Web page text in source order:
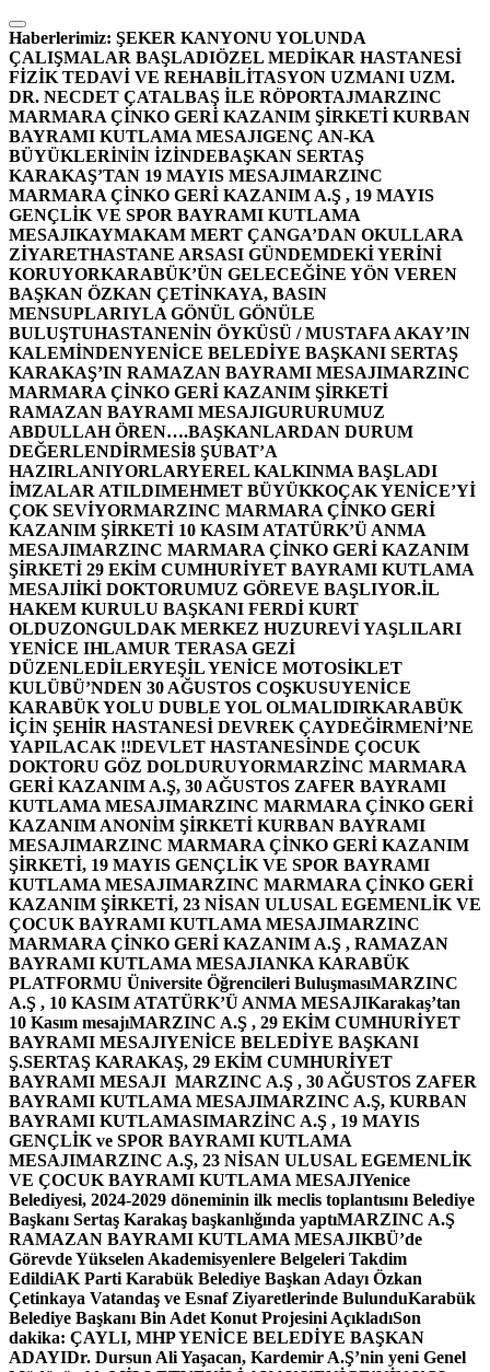
İçeriğe
atla
Haberlerimiz: ŞEKER KANYONU YOLUNDA
ÇALIŞMALAR BAŞLADIÖZEL MEDİKAR HASTANESİ
FİZİK TEDAVİ VE REHABİLİTASYON UZMANI UZM.
DR. NECDET ÇATALBAŞ İLE RÖPORTAJMARZINC
MARMARA ÇİNKO GERİ KAZANIM ŞİRKETİ KURBAN
BAYRAMI KUTLAMA MESAJIGENÇ AN-KA
BÜYÜKLERİNİN İZİNDEBAŞKAN SERTAŞ
KARAKAŞ’TAN 19 MAYIS MESAJIMARZINC
MARMARA ÇİNKO GERİ KAZANIM A.Ş , 19 MAYIS
GENÇLİK VE SPOR BAYRAMI KUTLAMA
MESAJIKAYMAKAM MERT ÇANGA’DAN OKULLARA
ZİYARETHASTANE ARSASI GÜNDEMDEKİ YERİNİ
KORUYORKARABÜK’ÜN GELECEĞİNE YÖN VEREN
BAŞKAN ÖZKAN ÇETİNKAYA, BASIN
MENSUPLARIYLA GÖNÜL GÖNÜLE
BULUŞTUHASTANENİN ÖYKÜSÜ / MUSTAFA AKAY’IN
KALEMİNDENYENİCE BELEDİYE BAŞKANI SERTAŞ
KARAKAŞ’IN RAMAZAN BAYRAMI MESAJIMARZINC
MARMARA ÇİNKO GERİ KAZANIM ŞİRKETİ
RAMAZAN BAYRAMI MESAJIGURURUMUZ
ABDULLAH ÖREN….BAŞKANLARDAN DURUM
DEĞERLENDİRMESİ8 ŞUBAT’A
HAZIRLANIYORLARYEREL KALKINMA BAŞLADI
İMZALAR ATILDIMEHMET BÜYÜKKOÇAK YENİCE’Yİ
ÇOK SEVİYORMARZINC MARMARA ÇİNKO GERİ
KAZANIM ŞİRKETİ 10 KASIM ATATÜRK’Ü ANMA
MESAJIMARZINC MARMARA ÇİNKO GERİ KAZANIM
ŞİRKETİ 29 EKİM CUMHURİYET BAYRAMI KUTLAMA
MESAJIİKİ DOKTORUMUZ GÖREVE BAŞLIYOR.İL
HAKEM KURULU BAŞKANI FERDİ KURT
OLDUZONGULDAK MERKEZ HUZUREVİ YAŞLILARI
YENİCE IHLAMUR TERASA GEZİ
DÜZENLEDİLERYEŞİL YENİCE MOTOSİKLET
KULÜBÜ’NDEN 30 AĞUSTOS COŞKUSUYENİCE
KARABÜK YOLU DUBLE YOL OLMALIDIRKARABÜK
İÇİN ŞEHİR HASTANESİ DEVREK ÇAYDEĞİRMENİ’NE
YAPILACAK !!DEVLET HASTANESİNDE ÇOCUK
DOKTORU GÖZ DOLDURUYORMARZİNC MARMARA
GERİ KAZANIM A.Ş, 30 AĞUSTOS ZAFER BAYRAMI
KUTLAMA MESAJIMARZINC MARMARA ÇİNKO GERİ
KAZANIM ANONİM ŞİRKETİ KURBAN BAYRAMI
MESAJIMARZINC MARMARA ÇİNKO GERİ KAZANIM
ŞİRKETİ, 19 MAYIS GENÇLİK VE SPOR BAYRAMI
KUTLAMA MESAJIMARZINC MARMARA ÇİNKO GERİ
KAZANIM ŞİRKETİ, 23 NİSAN ULUSAL EGEMENLİK VE
ÇOCUK BAYRAMI KUTLAMA MESAJIMARZINC
MARMARA ÇİNKO GERİ KAZANIM A.Ş , RAMAZAN
BAYRAMI KUTLAMA MESAJIANKA KARABÜK
PLATFORMU Üniversite Öğrencileri BuluşmasıMARZINC
A.Ş , 10 KASIM ATATÜRK’Ü ANMA MESAJIKarakaş’tan
10 Kasım mesajıMARZINC A.Ş , 29 EKİM CUMHURİYET
BAYRAMI MESAJIYENİCE BELEDİYE BAŞKANI
Ş.SERTAŞ KARAKAŞ, 29 EKİM CUMHURİYET
BAYRAMI MESAJI MARZINC A.Ş , 30 AĞUSTOS ZAFER
BAYRAMI KUTLAMA MESAJIMARZINC A.Ş, KURBAN
BAYRAMI KUTLAMASIMARZİNC A.Ş , 19 MAYIS
GENÇLİK ve SPOR BAYRAMI KUTLAMA
MESAJIMARZINC A.Ş, 23 NİSAN ULUSAL EGEMENLİK
VE ÇOCUK BAYRAMI KUTLAMA MESAJIYenice
Belediyesi, 2024-2029 döneminin ilk meclis toplantısını Belediye
Başkanı Sertaş Karakaş başkanlığında yaptıMARZINC A.Ş
RAMAZAN BAYRAMI KUTLAMA MESAJIKBÜ’de
Görevde Yükselen Akademisyenlere Belgeleri Takdim
EdildiAK Parti Karabük Belediye Başkan Adayı Özkan
Çetinkaya Vatandaş ve Esnaf Ziyaretlerinde BulunduKarabük
Belediye Başkanı Bin Adet Konut Projesini AçıkladıSon
dakika: ÇAYLI, MHP YENİCE BELEDİYE BAŞKAN
ADAYIDr. Dursun Ali Yaşacan, Kardemir A.Ş’nin yeni Genel